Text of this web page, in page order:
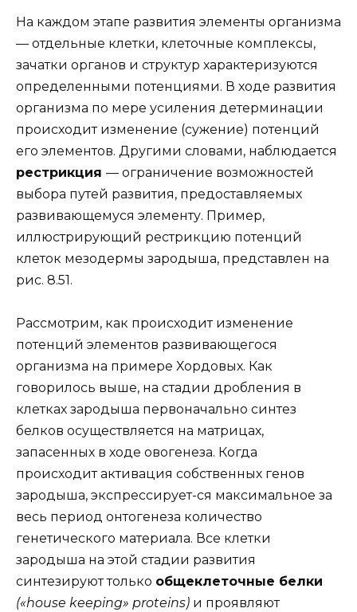
На каждом этапе развития элементы организма
— отдельные клетки, клеточные комплексы,
зачатки органов и структур характеризуются
определенными потенциями. В ходе развития
организма по мере усиления детерминации
происходит изменение (сужение) потенций
его элементов. Другими словами, наблюдается
рестрикция — ограничение возможностей
выбора путей развития, предоставляемых
развивающемуся элементу. Пример,
иллюстрирующий рестрикцию потенций
клеток мезодермы зародыша, представлен на
рис. 8.51.
Рассмотрим, как происходит изменение
потенций элементов развивающегося
организма на примере Хордовых. Как
говорилось выше, на стадии дробления в
клетках зародыша первоначально синтез
белков осуществляется на матрицах,
запасенных в ходе овогенеза. Когда
происходит активация собственных генов
зародыша, экспрессирует-ся максимальное за
весь период онтогенеза количество
генетического материала. Все клетки
зародыша на этой стадии развития
синтезируют только общеклеточные белки
(«house keeping» proteins) и проявляют